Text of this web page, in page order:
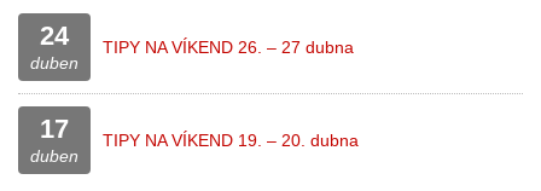
24
duben
TIPY NA VÍKEND 26. – 27 dubna
17
duben
TIPY NA VÍKEND 19. – 20. dubna